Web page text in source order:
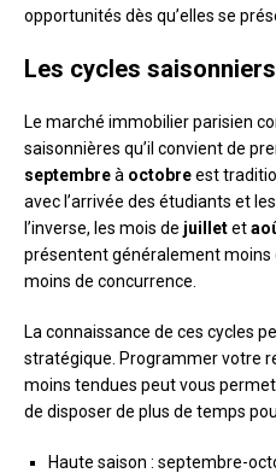
opportunités dès qu’elles se
Les cycles
Le marché immobilier parisien
saisonnières qu’il convient de
septembreà octobreest
avec l’arrivée des étudiants et
l’inverse, les mois de juilletet
présentent généralement
moins de concurrence.
La connaissance de ces cycles
stratégique. Programmer votre
moins tendues peut vous
de disposer de plus de temps
Haute saison : septembre-